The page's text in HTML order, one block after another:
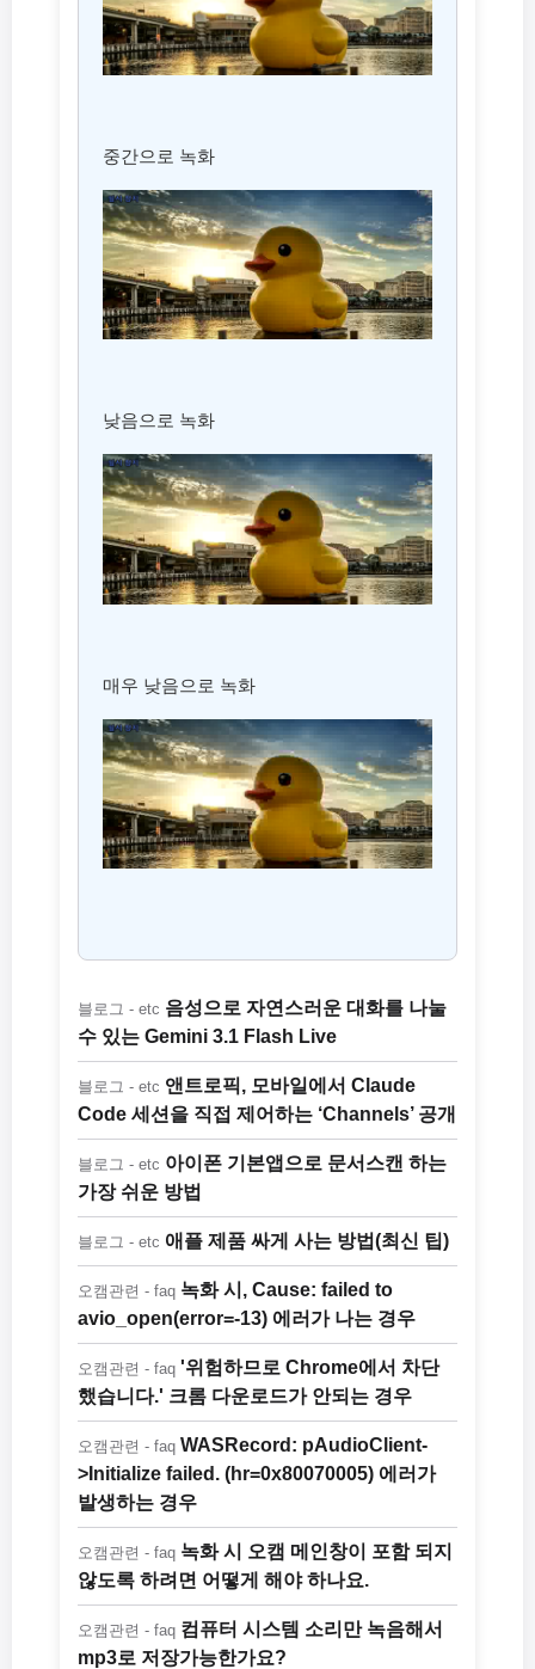
중간으로 녹화
낮음으로 녹화
매우 낮음으로 녹화
블로그 - etc 음성으로 자연스러운 대화를 나눌
수 있는 Gemini 3.1 Flash Live
블로그 - etc 앤트로픽, 모바일에서 Claude
Code 세션을 직접 제어하는 ‘Channels’ 공개
블로그 - etc 아이폰 기본앱으로 문서스캔 하는
가장 쉬운 방법
블로그 - etc 애플 제품 싸게 사는 방법(최신 팁)
오캠관련 - faq 녹화 시, Cause: failed to
avio_open(error=-13) 에러가 나는 경우
오캠관련 - faq '위험하므로 Chrome에서 차단
했습니다.' 크롬 다운로드가 안되는 경우
오캠관련 - faq WASRecord: pAudioClient-
>Initialize failed. (hr=0x80070005) 에러가
발생하는 경우
오캠관련 - faq 녹화 시 오캠 메인창이 포함 되지
않도록 하려면 어떻게 해야 하나요.
오캠관련 - faq 컴퓨터 시스템 소리만 녹음해서
mp3로 저장가능한가요?